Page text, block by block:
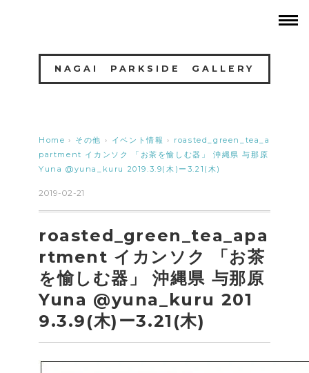
NAGAI PARKSIDE GALLERY
Home › その他 › イベント情報 › roasted_green_tea_a
partment イカンソク 「お茶を愉しむ器」 沖縄県 与那原
Yuna @yuna_kuru 2019.3.9(木)ー3.21(木)
2019-02-21
roasted_green_tea_apa
rtment イカンソク 「お茶
を愉しむ器」 沖縄県 与那原
Yuna @yuna_kuru 201
9.3.9(木)ー3.21(木)